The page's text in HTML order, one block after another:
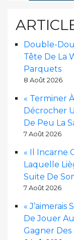
Double-
Tête De La
Parquets
8 Août 2026
« Terminer
Décrocher
De Peu La
7 Août 2026
« Il Incarne
Laquelle
Suite De
7 Août 2026
«
De Jouer
Gagner Des